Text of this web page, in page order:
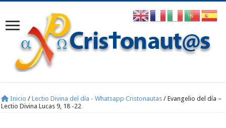
Inicio / Lectio Divina del día - Whatsapp Cristonautas / Evangelio del día –
Lectio Divina Lucas 9, 18 -22